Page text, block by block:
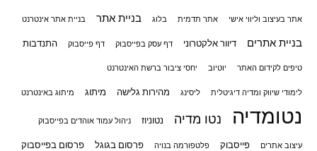
אתר בעיצוב וליווי אישי אתר תדמית בלוג בניית אתר בניית אתר אינטרנט
בניית אתרים דיוור אלקטרוני דף עסק בפייסבוק דף פייסבוק התנדבות
טיפים לקידום האתר יוטיוב יחסי ציבור ברשת האינטרנט
לימודי שיווק ומדיה דיגיטלית ליסינג מהירות גלישה מיתוג מיתוג באינטרנט
נטומדיה נטו מדיה נטוניוז ניהול עמוד אוהדים בפייסבוק
עיצוב אתרים פייסבוק פלטפורמה בנויה פרסום בגוגל פרסום בפייסבוק